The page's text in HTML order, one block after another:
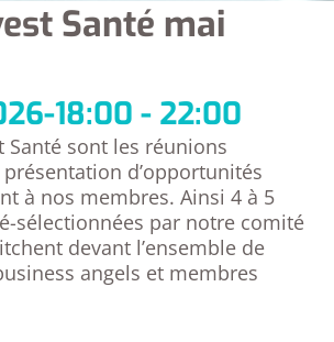
Santé mai
-18:00 - 22:00
Santé sont les réunions
d’opportunités
à nos membres. Ainsi 4 à 5
sélectionnées par notre comité
devant l’ensemble de
angels et membres